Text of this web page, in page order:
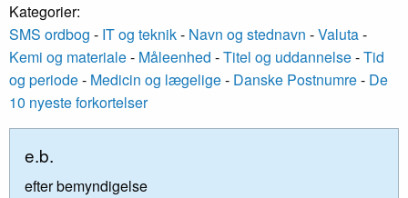
Kategorier:
SMS ordbog - IT og teknik- Navn og stednavn -Valuta-
Kemi og materiale- Måleenhed -Titel og uddannelse-Tid
og periode- Medicin og lægelige- Danske Postnumre- De
10 nyeste forkortelser
e.b.
efter bemyndigelse